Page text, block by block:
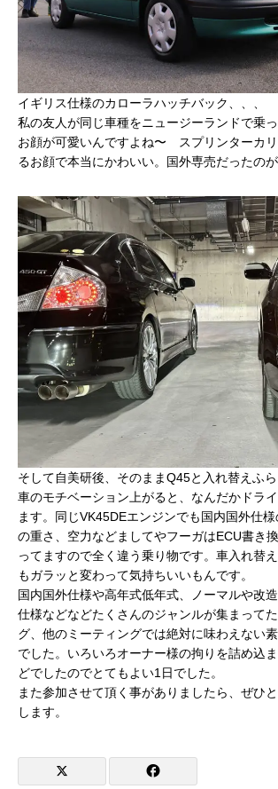
イギリス仕様のカローラハッチバック、、、
私の友人が同じ車種をニュージーランドで乗っ
お顔が可愛いんですよね〜 スプリンターカ
るお顔で本当にかわいい。国外専売だったのが
そして自美研後、そのままQ45と入れ替えふら
車のモチベーション上がると、なんだかドラ
ます。同じVK45DEエンジンでも国内国外仕
の重さ、空力などましてやフーガはECU書き
ってますので全く違う乗り物です。車入れ替
もガラッと変わって気持ちいいもんです。
国内国外仕様や高年式低年式、ノーマルや改
仕様などなどたくさんのジャンルが集まって
グ、他のミーティングでは絶対に味わえない
でした。いろいろオーナー様の拘りを詰め込
どでしたのでとてもよい1日でした。
また参加させて頂く事がありましたら、ぜひ
します。